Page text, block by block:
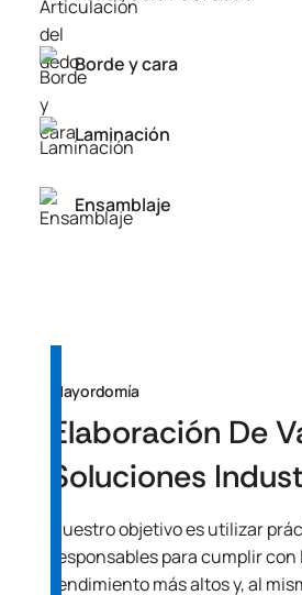
Borde y cara
Laminación
Ensamblaje
Mayordomía
Elaboración De
Soluciones
Nuestro objetivo es utilizar
responsables para cumplir
rendimiento más altos y, al